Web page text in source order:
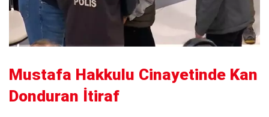
Mustafa Hakkulu Cinayetinde Kan
Donduran İtiraf